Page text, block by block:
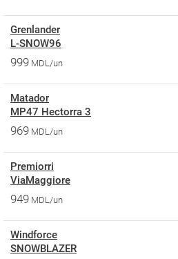
Grenlander
L-SNOW96
999 MDL/un
Matador
MP47 Hectorra 3
969 MDL/un
Premiorri
ViaMaggiore
949 MDL/un
Windforce
SNOWBLAZER